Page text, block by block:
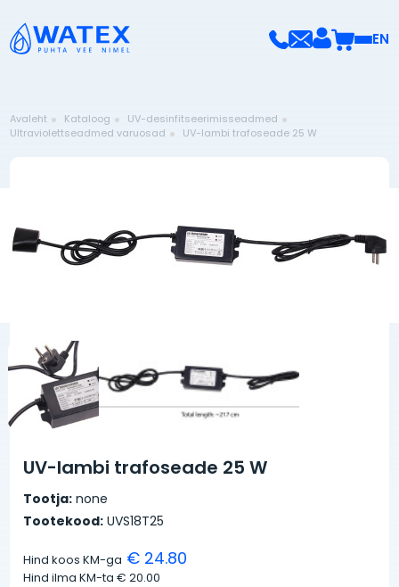
EN
Avaleht Kataloog
UV-desinfitseerimisseadmed
Ultraviolettseadmed varuosad
UV-lambi trafoseade 25 W
UV-lambi trafoseade 25 W
Tootja: none
Tootekood: UVS18T25
Hind koos KM-ga € 24.80
Hind ilma KM-ta€ 20.00